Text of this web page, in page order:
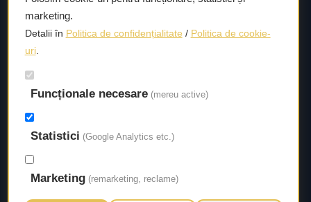
Consultanță și asistență tehnică pentru alegerea pieselor
potrivite și efectuarea reparațiilor sau întreținerii corecte.
Livrare rapidă
Asigurăm un timp de livrare scurt, astfel încât să aveți
acces la piesele necesare fără întârzieri.
marketing.
Detalii în Politica de confidențialitate / Politica de cookie-
uri.
Funcționale necesare (mereu active)
Statistici (Google Analytics etc.)
Marketing (remarketing, reclame)